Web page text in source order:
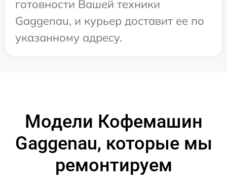
готовности Вашей техники
Gaggenau, и курьер доставит ее по
указанному адресу.
Модели Кофемашин
Gaggenau, которые мы
ремонтируем